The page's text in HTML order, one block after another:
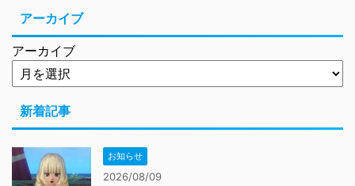
アーカイブ
アーカイブ
新着記事
お知らせ
2026/08/09